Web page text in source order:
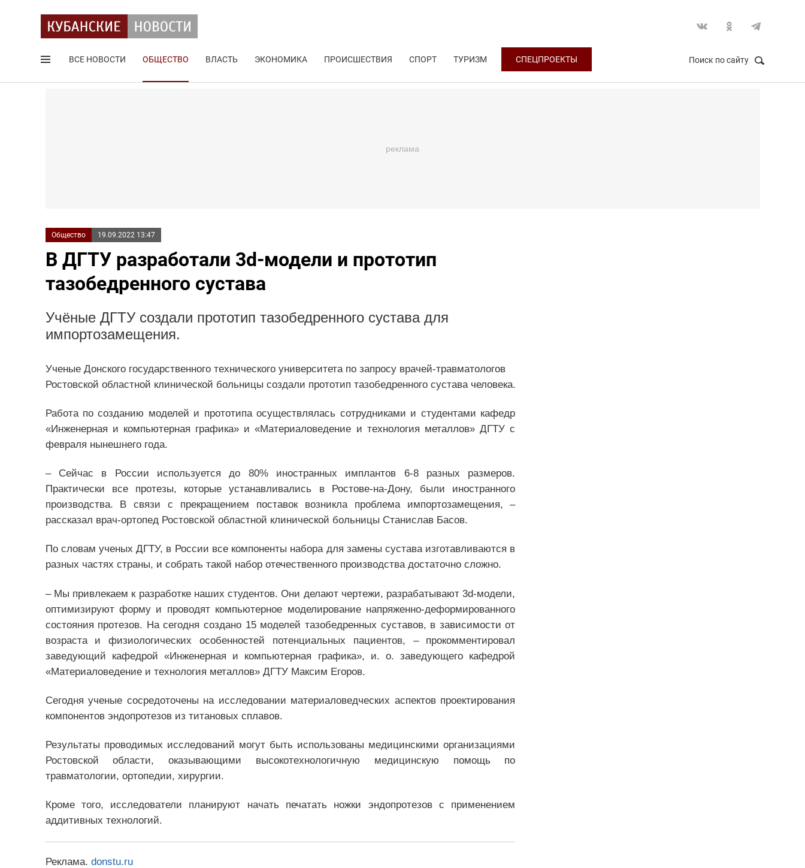
ВСЕ НОВОСТИ ОБЩЕСТВО ВЛАСТЬ ЭКОНОМИКА ПРОИСШЕСТВИЯ СПОРТ ТУРИЗМ СПЕЦПРОЕКТЫ Поиск по сайту
Общество 19.09.2022 13:47
В ДГТУ разработали 3d-модели и прототип
тазобедренного сустава
Учёные ДГТУ создали прототип тазобедренного сустава для
импортозамещения.
Ученые Донского государственного технического университета по запросу врачей-травматологов
Ростовской областной клинической больницы создали прототип тазобедренного сустава человека.
Работа по созданию моделей и прототипа осуществлялась сотрудниками и студентами кафедр
«Инженерная и компьютерная графика» и «Материаловедение и технология металлов» ДГТУ с
февраля нынешнего года.
– Сейчас в России используется до 80% иностранных имплантов 6-8 разных размеров.
Практически все протезы, которые устанавливались в Ростове-на-Дону, были иностранного
производства. В связи с прекращением поставок возникла проблема импортозамещения, –
рассказал врач-ортопед Ростовской областной клинической больницы Станислав Басов.
По словам ученых ДГТУ, в России все компоненты набора для замены сустава изготавливаются в
разных частях страны, и собрать такой набор отечественного производства достаточно сложно.
– Мы привлекаем к разработке наших студентов. Они делают чертежи, разрабатывают 3d-модели,
оптимизируют форму и проводят компьютерное моделирование напряженно-деформированного
состояния протезов. На сегодня создано 15 моделей тазобедренных суставов, в зависимости от
возраста и физиологических особенностей потенциальных пациентов, – прокомментировал
заведующий кафедрой «Инженерная и компьютерная графика», и. о. заведующего кафедрой
«Материаловедение и технология металлов» ДГТУ Максим Егоров.
Сегодня ученые сосредоточены на исследовании материаловедческих аспектов проектирования
компонентов эндопротезов из титановых сплавов.
Результаты проводимых исследований могут быть использованы медицинскими организациями
Ростовской области, оказывающими высокотехнологичную медицинскую помощь по
травматологии, ортопедии, хирургии.
Кроме того, исследователи планируют начать печатать ножки эндопротезов с применением
аддитивных технологий.
Реклама. donstu.ru